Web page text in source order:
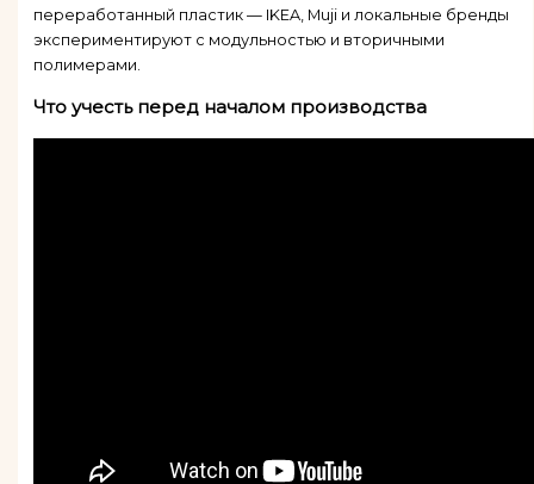
переработанный пластик — IKEA, Muji и локальные бренды
экспериментируют с модульностью и вторичными
полимерами.
Что учесть перед началом производства